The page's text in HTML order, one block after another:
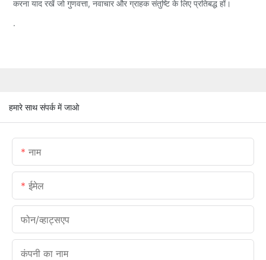
करना याद रखें जो गुणवत्ता, नवाचार और ग्राहक संतुष्टि के लिए प्रतिबद्ध हों।
.
हमारे साथ संपर्क में जाओ
नाम
ईमेल
फोन/व्हाट्सएप
कंपनी का नाम